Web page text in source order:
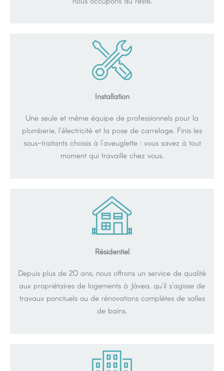
Installation
Une seule et même équipe de professionnels pour la
plomberie, l'électricité et la pose de carrelage. Finis les
sous-traitants choisis à l'aveuglette : vous savez à tout
moment qui travaille chez vous.
Résidentiel
Depuis plus de 20 ans, nous offrons un service de qualité
aux propriétaires de logements à Jávea, qu'il s'agisse de
travaux ponctuels ou de rénovations complètes de salles
de bains.